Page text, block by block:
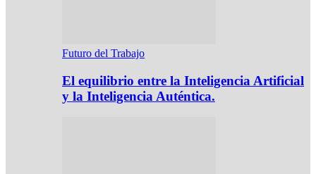
Futuro del Trabajo
El equilibrio entre la Inteligencia Artificial
y la Inteligencia Auténtica.